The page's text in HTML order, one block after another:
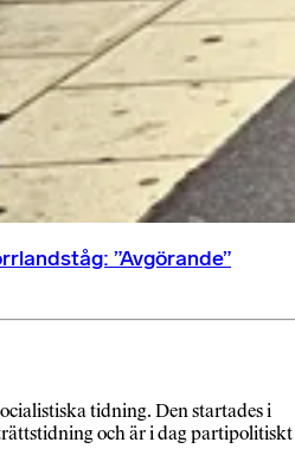
”Avgörande”
tidning. Den startades i
och är i dag partipolitiskt